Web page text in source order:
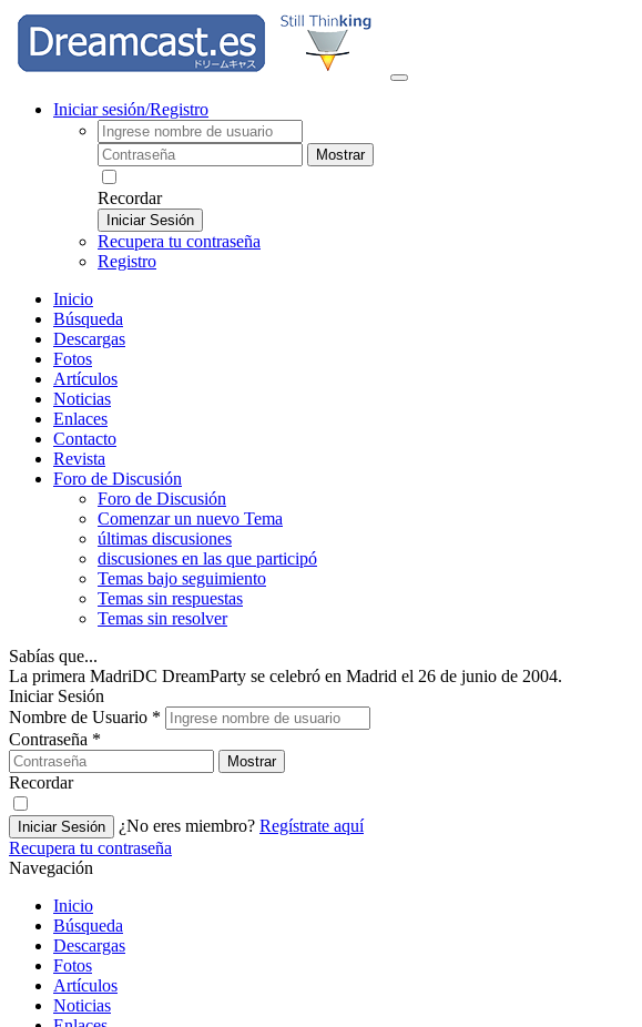
Iniciar sesión/Registro
Mostrar
Recordar
Iniciar Sesión
Recupera tu contraseña
Registro
Inicio
Búsqueda
Descargas
Fotos
Artículos
Noticias
Enlaces
Contacto
Revista
Foro de Discusión
Foro de Discusión
Comenzar un nuevo Tema
últimas discusiones
discusiones en las que participó
Temas bajo seguimiento
Temas sin respuestas
Temas sin resolver
Sabías que...
La primera MadriDC DreamParty se celebró en Madrid el 26 de junio de 2004.
Iniciar Sesión
Nombre de Usuario *
Contraseña *
Mostrar
Recordar
Iniciar Sesión ¿No eres miembro? Regístrate aquí
Recupera tu contraseña
Navegación
Inicio
Búsqueda
Descargas
Fotos
Artículos
Noticias